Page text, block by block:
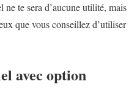
te sera d’aucune utilité, mais
que vous conseillez d’utiliser
avec option